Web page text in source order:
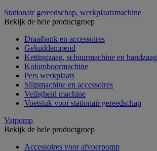
Stationair gereedschap, werkplaatsmachine
Bekijk de hele productgroep
Draaibank en accessoires
Geluiddempend
Kettingzaag, schuurmachine en bandzaag
Kolomboormachine
Pers werkplaats
Slijpmachine en accessoires
Veiligheid machine
Voetstuk voor stationair gereedschap
Vatpomp
Bekijk de hele productgroep
Accessoires voor afvoerpomp